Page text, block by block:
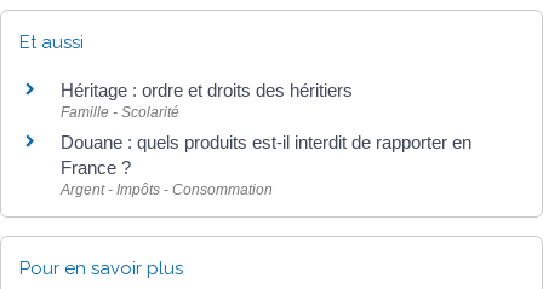
Et aussi
Héritage : ordre et droits des héritiers
Famille - Scolarité
Douane : quels produits est-il interdit de rapporter en
France ?
Argent - Impôts - Consommation
Pour en savoir plus